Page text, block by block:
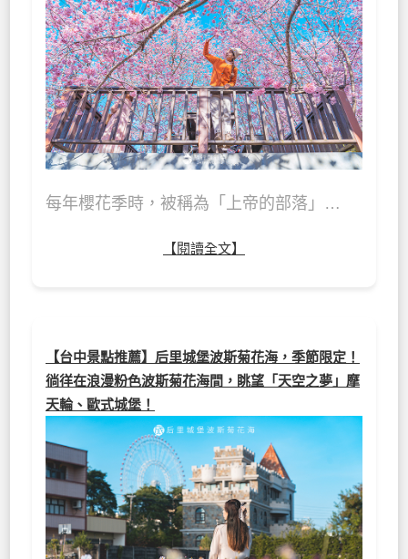
每年櫻花季時，被稱為「上帝的部落」…
【閱讀全文】
【台中景點推薦】后里城堡波斯菊花海，季節限定！
徜徉在浪漫粉色波斯菊花海間，眺望「天空之夢」摩
天輪、歐式城堡！